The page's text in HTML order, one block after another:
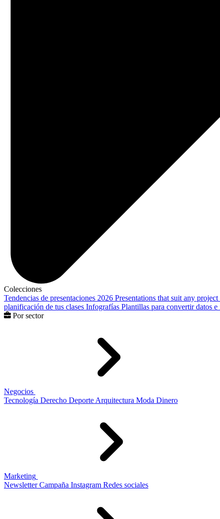
Colecciones
Tendencias de presentaciones 2026 Presentations that suit any project
planificación de tus clases Infografías Plantillas para convertir datos
Por sector
Negocios
Tecnología Derecho Deporte Arquitectura Moda Dinero
Marketing
Newsletter Campaña Instagram Redes sociales